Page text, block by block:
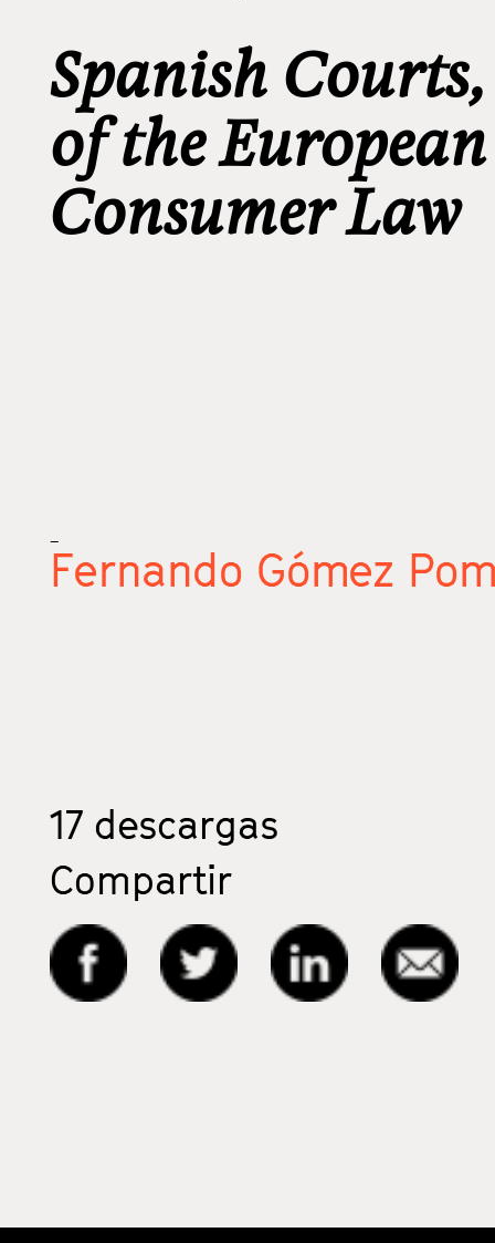
Spanish
of the
Consumer Law
_
Fernando Gómez
17 descargas
Compartir